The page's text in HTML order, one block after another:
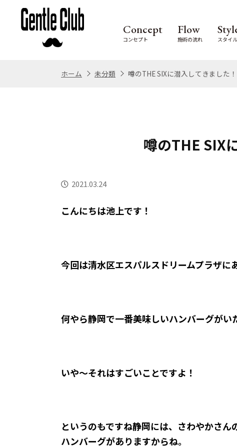
Concept
コンセプト
Flow
施術の流れ スタイル
ホーム 未分類 噂のTHE SIXに潜入してきました！
噂のTHE SIX
2021.03.24
こんにちは池上です！
今回は清水区エスパルスドリームプラザに
何やら静岡で一番美味しいハンバーグがい
いや～それはすごいことですよ！
というのもですね静岡には、さわやかさ
ハンバーグがありますからね。